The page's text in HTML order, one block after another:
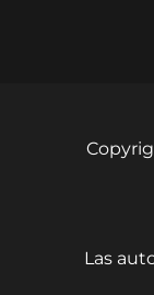
Las